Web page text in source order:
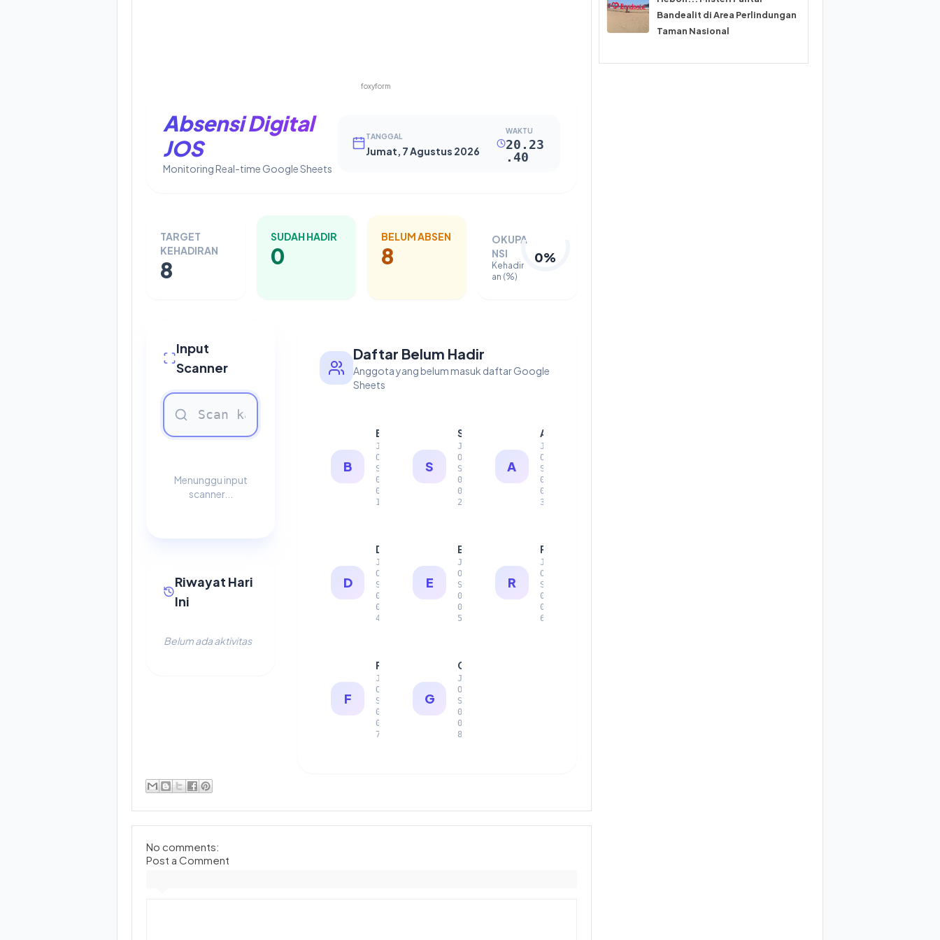
foxyform
Absensi Digital
JOS
Monitoring Real-time Google Sheets
TANGGAL
Jumat, 7 Agustus 2026
WAKTU
20.23
.41
TARGET
KEHADIRAN
8
SUDAH HADIR
0
BELUM ABSEN
8
OKUPA
NSI
Kehadir
an (%)
0%
Input
Scanner
Menunggu input
scanner...
Riwayat Hari
Ini
Belum ada aktivitas
Daftar Belum Hadir
Anggota yang belum masuk daftar Google
Sheets
B
J
O
S
0
0
1
S
J
O
S
0
0
2
A
J
O
S
0
0
3
D
J
O
S
0
0
4
E
J
O
S
0
0
5
R
J
O
S
0
0
6
F
J
O
S
0
0
7
G
J
O
S
0
0
8
No comments:
Post a Comment
Bandealit di Area Perlindungan
Taman Nasional